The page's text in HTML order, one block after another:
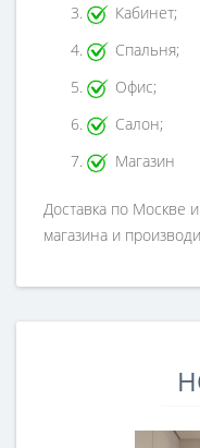
Кабинет;
Спальня;
Офис;
Салон;
Магазин
Доставка по Москве
магазина и